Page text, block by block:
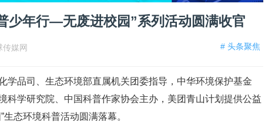
少年行—无废进校园”系列活动圆满收官
# 头条聚焦
传媒网
学品司、生态环境部直属机关团委指导，中华环境保护基金
科学研究院、中国科普作家协会主办，美团青山计划提供公益
态环境科普活动圆满落幕。